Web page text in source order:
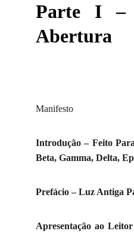
Parte I –
Abertura
Manifesto
Introdução – Feito
Beta, Gamma, Delta,
Prefácio – Luz Antiga
Apresentação ao